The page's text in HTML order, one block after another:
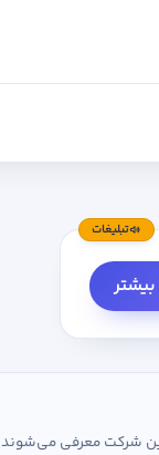
تبلیغات
شرکت معرفی